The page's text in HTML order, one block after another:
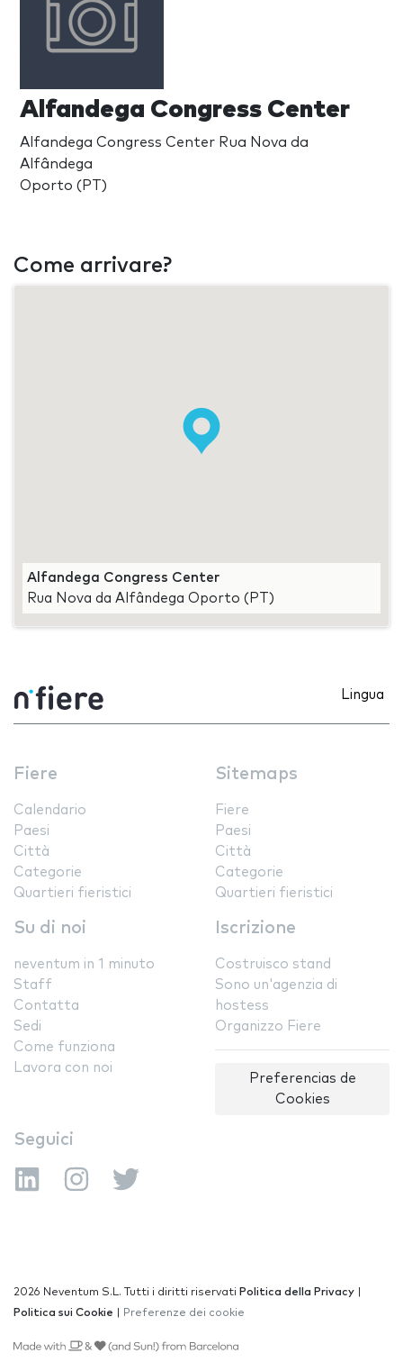
Alfandega Congress Center
Alfandega Congress Center Rua Nova da
Alfândega
Oporto (PT)
Come arrivare?
Alfandega Congress Center
Rua Nova da Alfândega Oporto (PT)
Lingua
Fiere
Calendario
Paesi
Città
Categorie
Quartieri fieristici
Sitemaps
Fiere
Paesi
Città
Categorie
Quartieri fieristici
Su di noi
neventum in 1 minuto
Staff
Contatta
Sedi
Come funziona
Lavora con noi
Iscrizione
Costruisco stand
Sono un'agenzia di
hostess
Organizzo Fiere
Preferencias de
Cookies
Seguici
2026 Neventum S.L. Tutti i diritti riservati Politica della Privacy
Politica sui Cookie
Preferenze dei cookie